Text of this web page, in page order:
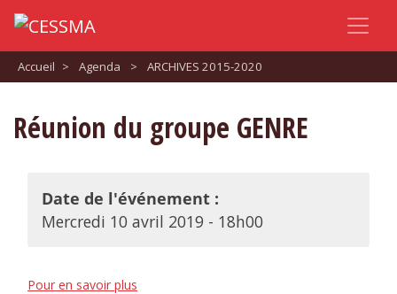
Accueil > Agenda > ARCHIVES 2015-2020
Réunion du groupe GENRE
Date de l'événement :
Mercredi 10 avril 2019 - 18h00
Pour en savoir plus